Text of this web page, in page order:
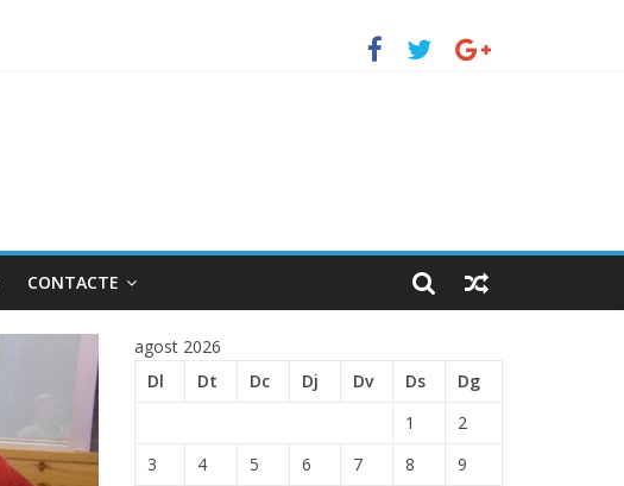
CONTACTE
agost 2026
Dl
Dt Dc Dj Dv Ds
Dg
1
2
3
4 5 6 7 8
9